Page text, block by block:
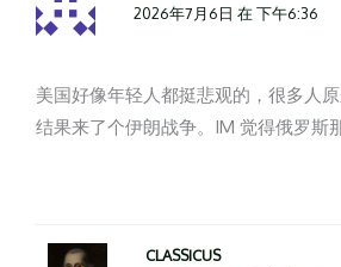
2026年7月6日 在 下午6:36
美国好像年轻人都挺悲观的，很多人
结果来了个伊朗战争。IM 觉得俄罗斯
CLASSICUS